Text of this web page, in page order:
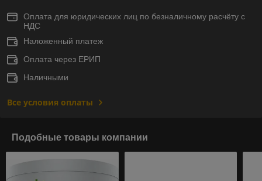
Оплата для юридических лиц по безналичному расчёту с
НДС
Наложенный платеж
Оплата через ЕРИП
Наличными
Все условия оплаты
Подобные товары компании